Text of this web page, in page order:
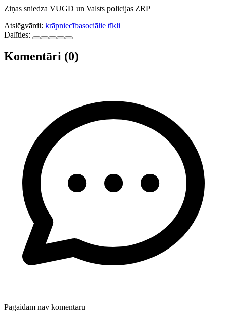
Ziņas sniedza VUGD un Valsts policijas ZRP
Atslēgvārdi: krāpniecībasociālie tīkli
Dalīties:
Komentāri (0)
Pagaidām nav komentāru